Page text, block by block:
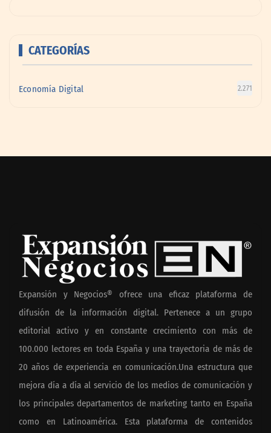
CATEGORÍAS
Economía Digital 2.271
Expansión y Negocios® ofrece una eficaz plataforma de
difusión de la información digital. Pertenece a un grupo
editorial activo y en constante crecimiento con más de
100.000 lectores en toda España y una trayectoria de más de
20 años de experiencia en comunicación.Una estructura que
mejora día a día al servicio de los medios de comunicación y
los principales departamentos de marketing tanto en España
como en Latinoamérica. Esta plataforma de contenidos